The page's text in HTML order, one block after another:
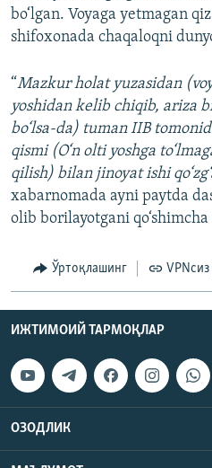
bo‘lgan. Voyaga yetmagan
shifoxonada chaqaloqni
“Mazkur holat yuzasidan
yoshidan kelib chiqib, ariza
bo‘lsa-da) tuman IIB
qismi (O‘n olti yoshga
qilish) bilan jinoyat ishi
xabarnomada ayni paytda
olib borilayotgani
Ўртоқлашинг
ИЖТИМОИЙ ТАРМОҚЛАР
ОЗОДЛИК